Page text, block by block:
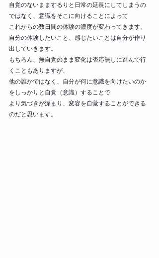
自覚のないままするりと日常の延長にしてしまうの
ではなく、意識をそこに向けることによって
これからの数日間の体験の濃度が変わってきます。
自分の体験したいこと、感じたいことは自分が作り
出していきます。
もちろん、無自覚のまま変化は否応無しに進んで行
くこともありますが、
他の誰かではなく、自分が何に意識を向けたいのか
をしっかりと自覚（意識）することで
より気づきが深まり、変容を自覚することができる
のだと思います。